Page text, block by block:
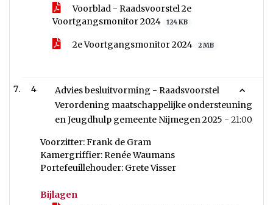
Voorblad - Raadsvoorstel 2e
Voortgangsmonitor 2024
124 KB
2e Voortgangsmonitor 2024 2 MB
4
Advies besluitvorming - Raadsvoorstel
Verordening maatschappelijke ondersteuning
en Jeugdhulp gemeente Nijmegen 2025 - 21:00
Voorzitter: Frank de Gram
Kamergriffier: Renée Waumans
Portefeuillehouder: Grete Visser
Bijlagen